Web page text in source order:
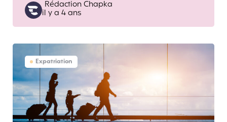
Posted
by
Rédaction Chapka
il y a 4 ans
Expatriation